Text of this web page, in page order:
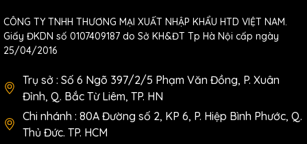
CÔNG TY TNHH THƯƠNG MẠI XUẤT NHẬP KHẨU HTD VIỆT NAM.
Giấy ĐKDN số 0107409187 do Sở KH&ĐT Tp Hà Nội cấp ngày
25/04/2016
Trụ sở : Số 6 Ngõ 397/2/5 Phạm Văn Đồng, P. Xuân
Đỉnh, Q. Bắc Từ Liêm, TP. HN
Chi nhánh : 80A Đường số 2, KP 6, P. Hiệp Bình Phước, Q.
Thủ Đức. TP. HCM